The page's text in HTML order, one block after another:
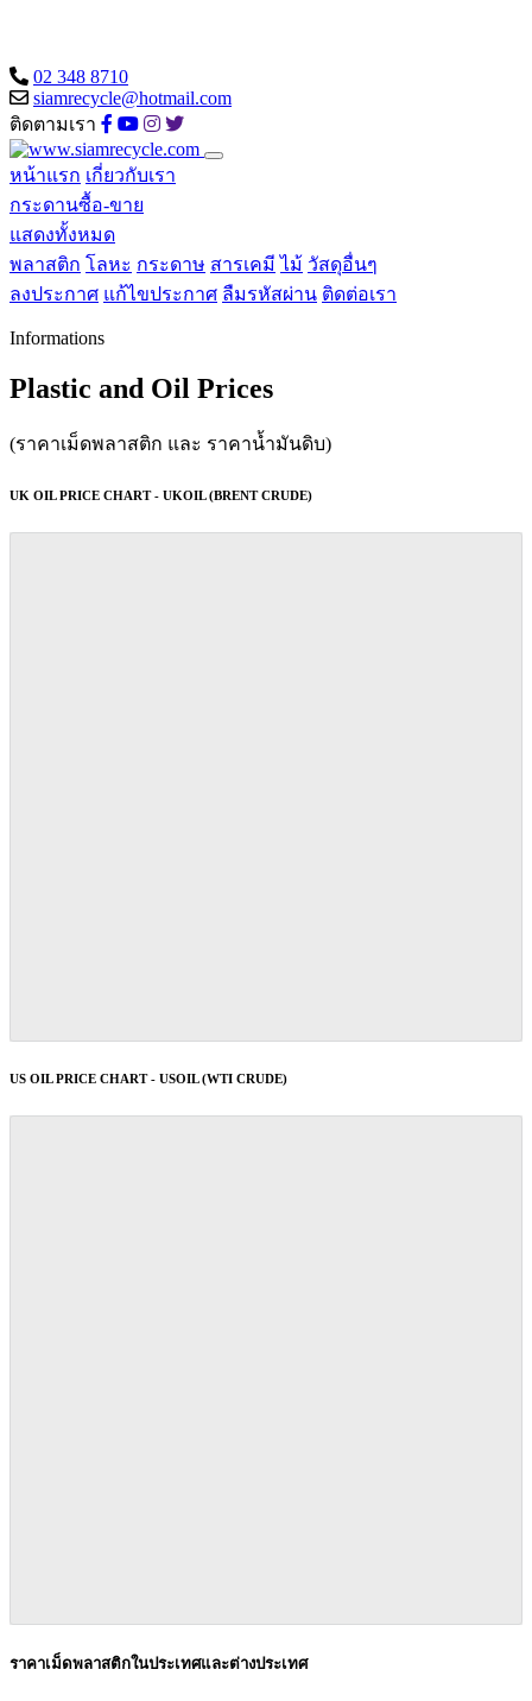
02 348 8710
siamrecycle@hotmail.com
ติดตามเรา
หน้าแรก เกี่ยวกับเรา
กระดานซื้อ-ขาย
แสดงทั้งหมด
พลาสติก โลหะ กระดาษ สารเคมี ไม้ วัสดุอื่นๆ
ลงประกาศ แก้ไขประกาศ ลืมรหัสผ่าน ติดต่อเรา
Informations
Plastic and Oil Prices
(ราคาเม็ดพลาสติก และ ราคาน้ำมันดิบ)
UK OIL PRICE CHART - UKOIL (BRENT CRUDE)
US OIL PRICE CHART - USOIL (WTI CRUDE)
ราคาเม็ดพลาสติกในประเทศและต่างประเทศ